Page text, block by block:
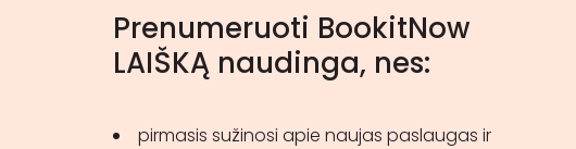
Prenumeruoti BookitNow
LAIŠKĄ naudinga, nes:
pirmasis sužinosi apie naujas paslaugas ir